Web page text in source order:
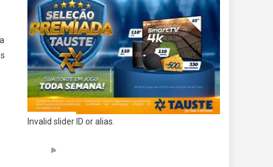
Invalid slider ID or alias.